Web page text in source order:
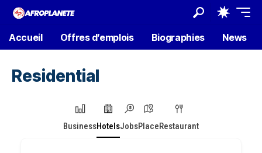
Accueil Offres d’emplois Biographies News
Residential
BusinessHotelsJobsPlaceRestaurant